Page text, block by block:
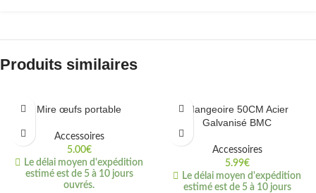
Produits similaires
Mire œufs portable
Accessoires
5.00€
Le délai moyen d'expédition
estimé est de 5 à 10 jours
ouvrés.
Mangeoire 50CM Acier
Galvanisé BMC
Accessoires
5.99€
Le délai moyen d'expédition
estimé est de 5 à 10 jours